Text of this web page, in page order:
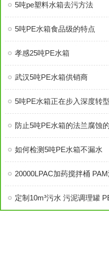
5吨pe塑料水箱去污方法
5吨PE水箱食品级的特点
孝感25吨PE水箱
武汉5吨PE水箱供销商
如何检测5吨PE水箱不漏水